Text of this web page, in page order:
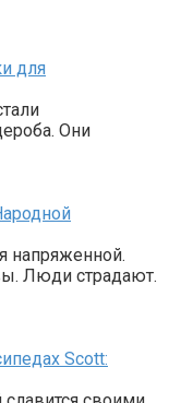
для
Они
напряженной.
Люди страдают.
Scott: